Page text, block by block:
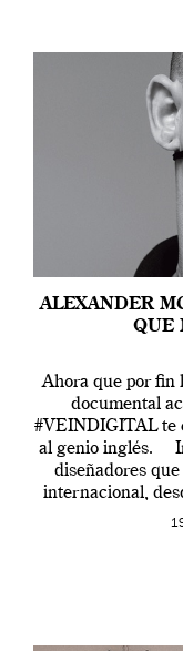
ALEXANDER
QUE
Ahora que por fin
documental
#VEINDIGITAL te
al genio inglés.
diseñadores
internacional,